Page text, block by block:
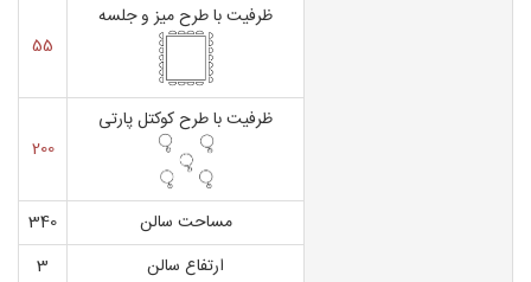
ظرفیت با طرح میز و جلسه
55
ظرفیت با طرح کوکتل پارتی
200
مساحت سالن
340
ارتفاع سالن
3